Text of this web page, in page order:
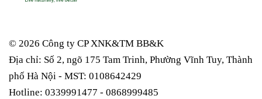
© 2026 Công ty CP XNK&TM BB&K
Địa chỉ: Số 2, ngõ 175 Tam Trinh, Phường Vĩnh Tuy, Thành
phố Hà Nội - MST: 0108642429
Hotline: 0339991477 - 0868999485